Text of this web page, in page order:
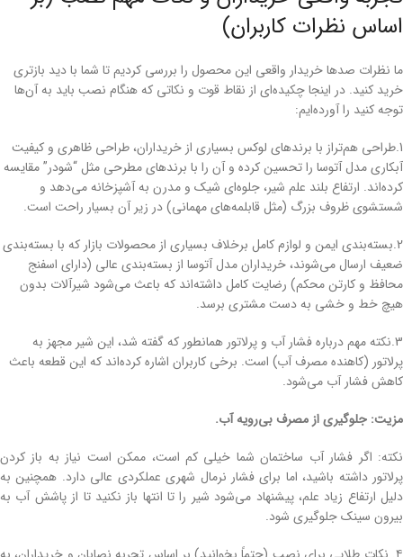
اساس نظرات کاربران)
ما نظرات صدها خریدار واقعی این محصول را بررسی کردیم تا شما با دید بازتری
خرید کنید. در اینجا چکیده‌ای از نقاط قوت و نکاتی که هنگام نصب باید به آن‌ها
توجه کنید را آورده‌ایم:
1.طراحی هم‌تراز با برندهای لوکس بسیاری از خریداران، طراحی ظاهری و کیفیت
آبکاری مدل آتوسا را تحسین کرده و آن را با برندهای مطرحی مثل “شودر” مقایسه
کرده‌اند. ارتفاع بلند علم شیر، جلوه‌ای شیک و مدرن به آشپزخانه می‌دهد و
شستشوی ظروف بزرگ (مثل قابلمه‌های مهمانی) در زیر آن بسیار راحت است.
2.بسته‌بندی ایمن و لوازم کامل برخلاف بسیاری از محصولات بازار که با بسته‌بندی
ضعیف ارسال می‌شوند، خریداران مدل آتوسا از بسته‌بندی عالی (دارای اسفنج
محافظ و کارتن محکم) رضایت کامل داشته‌اند که باعث می‌شود شیرآلات بدون
هیچ خط و خشی به دست مشتری برسد.
3.نکته مهم درباره فشار آب و پرلاتور همانطور که گفته شد، این شیر مجهز به
پرلاتور (کاهنده مصرف آب) است. برخی کاربران اشاره کرده‌اند که این قطعه باعث
کاهش فشار آب می‌شود.
مزیت: جلوگیری از مصرف بی‌رویه آب.
نکته: اگر فشار آب ساختمان شما خیلی کم است، ممکن است نیاز به باز کردن
پرلاتور داشته باشید، اما برای فشار نرمال شهری عملکردی عالی دارد. همچنین به
دلیل ارتفاع زیاد علم، پیشنهاد می‌شود شیر را تا انتها باز نکنید تا از پاشش آب به
بیرون سینک جلوگیری شود.